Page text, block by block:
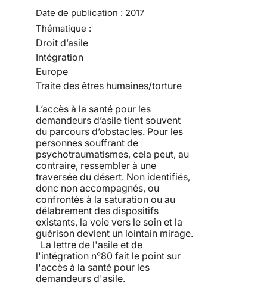
Date de publication : 2017
Thématique :
Droit d’asile
Intégration
Europe
Traite des êtres humaines/torture
L’accès à la santé pour les
demandeurs d’asile tient souvent
du parcours d’obstacles. Pour les
personnes souffrant de
psychotraumatismes, cela peut, au
contraire, ressembler à une
traversée du désert. Non identifiés,
donc non accompagnés, ou
confrontés à la saturation ou au
délabrement des dispositifs
existants, la voie vers le soin et la
guérison devient un lointain mirage.
La lettre de l'asile et de
l'intégration n°80 fait le point sur
l'accès à la santé pour les
demandeurs d'asile.